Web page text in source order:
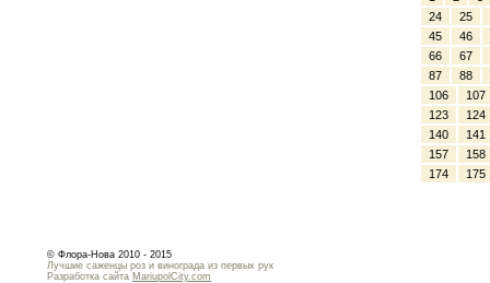
24
25
45
46
66
67
87
88
106
107
123
124
140
141
157
158
174
175
© Флора-Нова 2010 - 2015
Лучшие саженцы роз и винограда из первых рук
Разработка сайта MariupolCity.com